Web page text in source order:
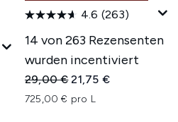
4.6 (263)
14 von 263 Rezensenten
wurden incentiviert
Unverbindliche
29,00 €Aktueller Preis:
21,75 €
725,00 € pro L